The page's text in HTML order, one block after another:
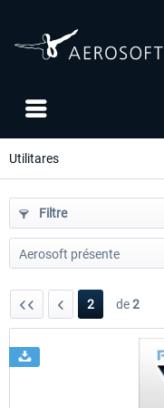
Utilitares
Filtre
2 de2